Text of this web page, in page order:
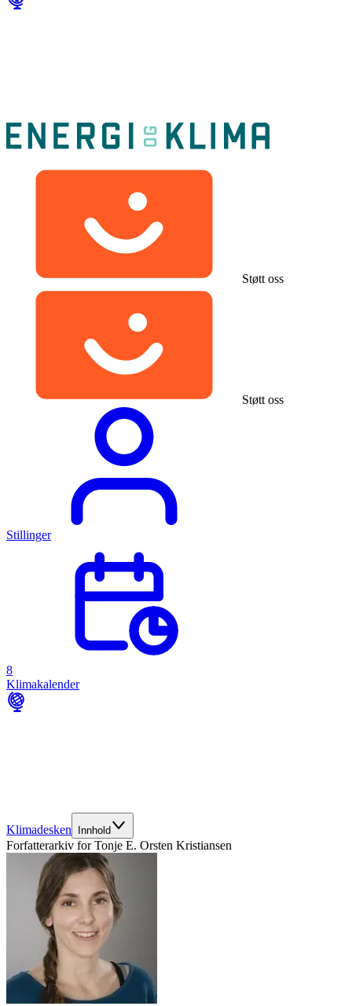
Støtt oss
Støtt oss
Stillinger
8
Klimakalender
Klimadesken Innhold
Forfatterarkiv forTonje E. Orsten Kristiansen